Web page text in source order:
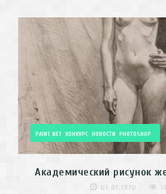
PAINT.NET КОНКУРС НОВОСТИ PHOTOSHOP
Академический рисунок
01.01.1970